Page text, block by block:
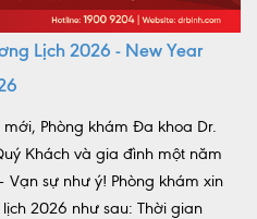
Lịch 2026 - New Year
Phòng khám Đa khoa Dr.
Khách và gia đình một năm
sự như ý! Phòng khám xin
2026 như sau: Thời gian